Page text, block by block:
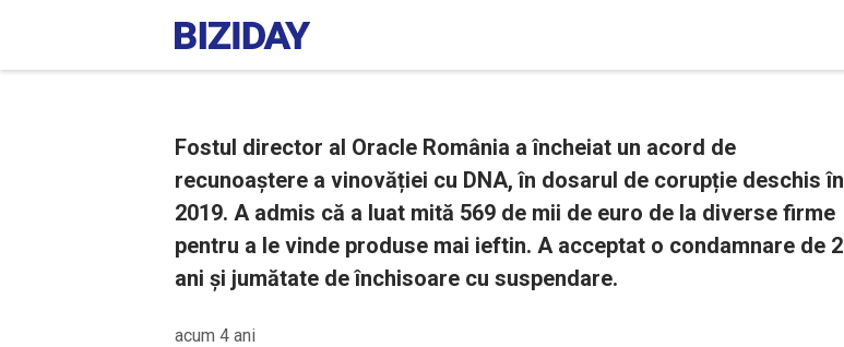
Fostul director al Oracle România a încheiat un acord de
recunoaștere a vinovăției cu DNA, în dosarul de corupție deschis în
2019. A admis că a luat mită 569 de mii de euro de la diverse firme
pentru a le vinde produse mai ieftin. A acceptat o condamnare de 2
ani și jumătate de închisoare cu suspendare.
acum 4 ani